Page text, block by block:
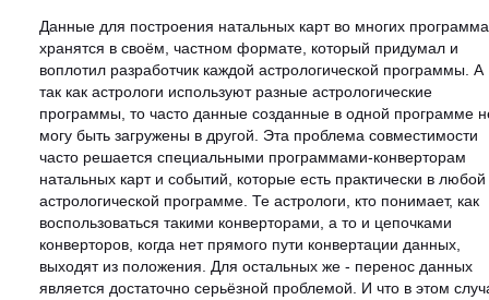
Данные для построения натальных карт во многих
хранятся в своём, частном формате, который придумал и
воплотил разработчик каждой астрологической программы. А
так как астрологи используют разные астрологические
программы, то часто данные созданные в одной программе
могу быть загружены в другой. Эта проблема совместимости
часто решается специальными программами-конверторам
натальных карт и событий, которые есть практически в любой
астрологической программе. Те астрологи, кто понимает, как
воспользоваться такими конверторами, а то и цепочками
конверторов, когда нет прямого пути конвертации данных,
выходят из положения. Для остальных же - перенос данных
является достаточно серьёзной проблемой. И что в этом